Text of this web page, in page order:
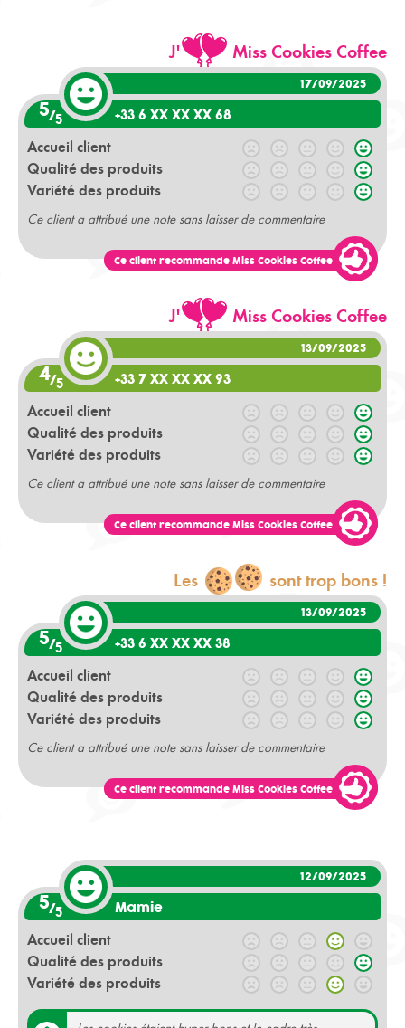
Miss Cookies Coffee
J'
5/5 +33 6 XX XX XX 68
17/09/2025
Accueil client
Qualité des produits
Variété des produits
Ce client a attribué une note sans laisser de commentaire
Ce client recommande Miss Cookies Coffee
Miss Cookies Coffee
J'
4/5 +33 7 XX XX XX 93
13/09/2025
Accueil client
Qualité des produits
Variété des produits
Ce client a attribué une note sans laisser de commentaire
Ce client recommande Miss Cookies Coffee
sont trop bons !
Les
5/5 +33 6 XX XX XX 38
13/09/2025
Accueil client
Qualité des produits
Variété des produits
Ce client a attribué une note sans laisser de commentaire
Ce client recommande Miss Cookies Coffee
5/5 Mamie
12/09/2025
Accueil client
Qualité des produits
Variété des produits